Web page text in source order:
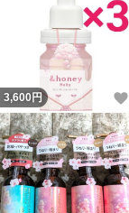
3,600 円